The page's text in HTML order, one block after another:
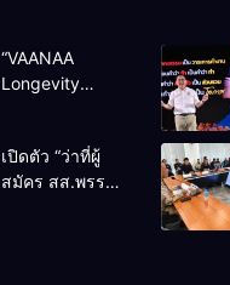
“VAANAA
Longevity
เอนต์ใหญ่สุดใน
อาเซียน
เปิดตัว “ว่าที่ผู้
สมัคร สส.พรรค